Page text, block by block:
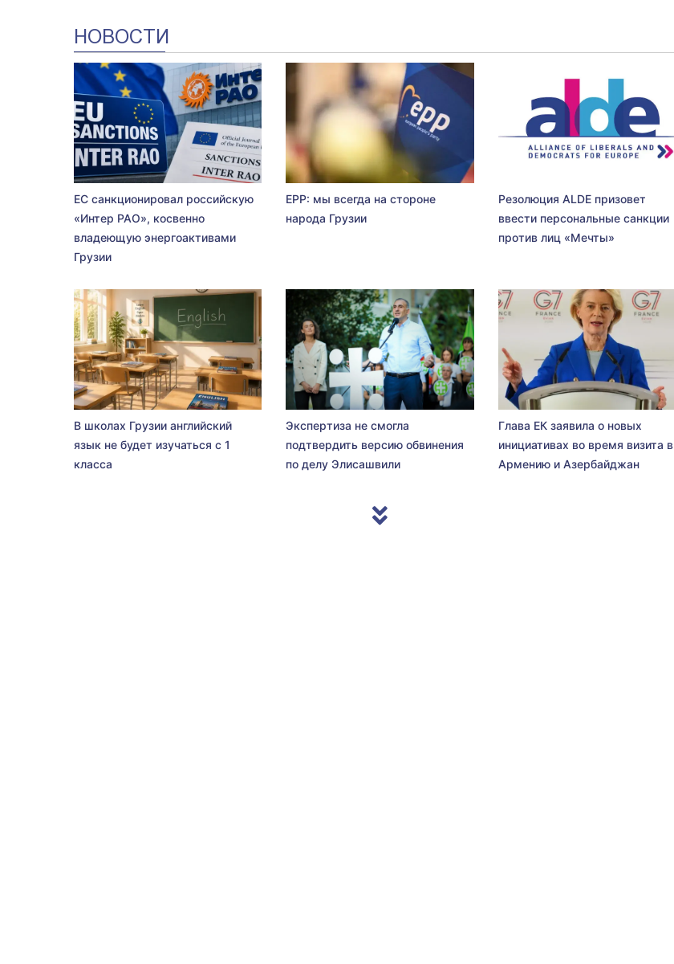
НОВОСТИ
ЕС санкционировал российскую
«Интер РАО», косвенно
владеющую энергоактивами
Грузии
EPP: мы всегда на стороне
народа Грузии
Резолюция ALDE призовет
ввести персональные санкции
против лиц «Мечты»
В школах Грузии английский
язык не будет изучаться с 1
класса
Экспертиза не смогла
подтвердить версию обвинения
по делу Элисашвили
Глава ЕК заявила о новых
инициативах во время визита в
Армению и Азербайджан